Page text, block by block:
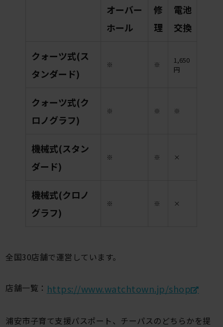
オーバー
ホール
修
理
電池
交換
クォーツ式(ス
タンダード)
※ ※
1,650
円
クォーツ式(ク
ロノグラフ)
※ ※ ※
機械式(スタン
ダード)
※ ※ ×
機械式(クロノ
グラフ)
※ ※ ×
全国30店舗で運営しています。
店舗一覧： https://www.watchtown.jp/shop
浦安市子育て支援パスポート、チーパスのどちらかを提